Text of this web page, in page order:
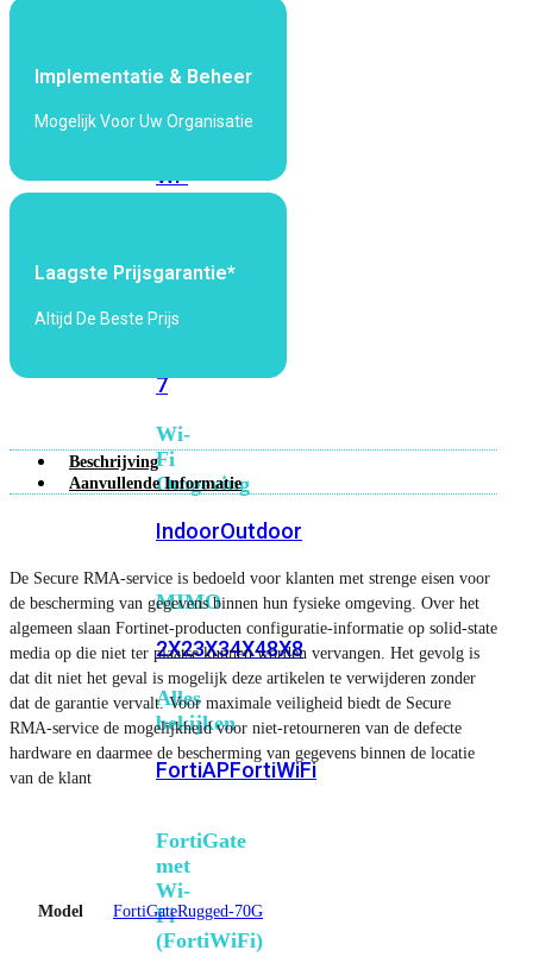
Wi-
Generatie
Wi-
6Wi-
Fi
6E
7
Wi-
Fi
Omgeving
IndoorOutdoor
MIMO
2X23X34X48X8
Alles
bekijken
FortiAPFortiWiFi
FortiGate
met
Wi-
Fi
(FortiWiFi)
Implementatie & Beheer
Mogelijk Voor Uw Organisatie
Laagste Prijsgarantie*
Altijd De Beste Prijs
Beschrijving
Aanvullende Informatie
De Secure RMA-service is bedoeld voor klanten met strenge eisen voor
de bescherming van gegevens binnen hun fysieke omgeving. Over het
algemeen slaan Fortinet-producten configuratie-informatie op solid-state
media op die niet ter plaatse kunnen worden vervangen. Het gevolg is
dat dit niet het geval is mogelijk deze artikelen te verwijderen zonder
dat de garantie vervalt. Voor maximale veiligheid biedt de Secure
RMA-service de mogelijkheid voor niet-retourneren van de defecte
hardware en daarmee de bescherming van gegevens binnen de locatie
van de klant
Model FortiGateRugged-70G